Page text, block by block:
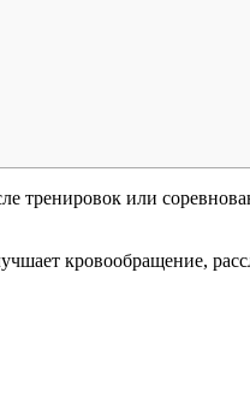
тренировок или
кровообращение,